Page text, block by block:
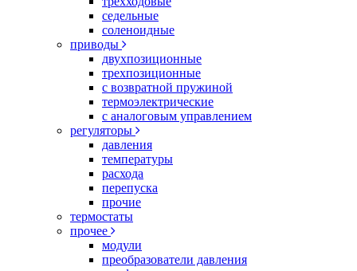
седельные
соленоидные
приводы
двухпозиционные
трехпозиционные
с возвратной пружиной
термоэлектрические
с аналоговым управлением
регуляторы
давления
температуры
расхода
перепуска
прочие
термостаты
прочее
модули
преобразователи давления